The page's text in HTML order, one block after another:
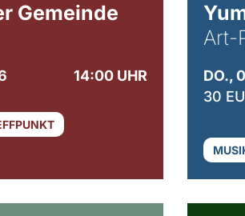
Gemeinde
14:00 UHR
Art-
DO.,
30